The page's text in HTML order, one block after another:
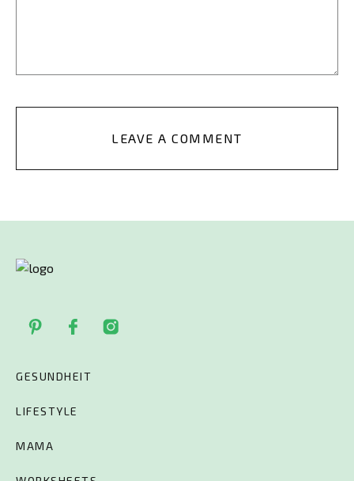
LEAVE A COMMENT
GESUNDHEIT
LIFESTYLE
MAMA